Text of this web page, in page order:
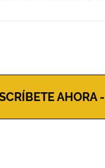
AHORA -